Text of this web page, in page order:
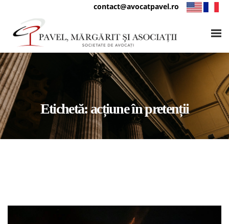
contact@avocatpavel.ro
Etichetă:acțiune în pretenții